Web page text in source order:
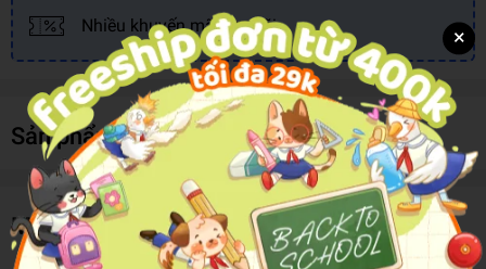
Nhiều khuyến mãi, ưu đãi
Sản phẩm cùng loại
Mô tả sản phẩm
×